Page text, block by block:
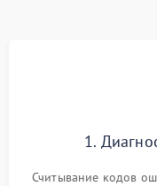
циркуляционным
1.
Считывание кодов